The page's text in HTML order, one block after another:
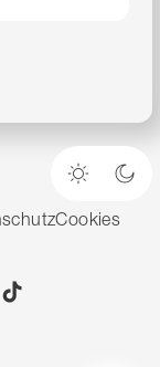
Heller
Cookies